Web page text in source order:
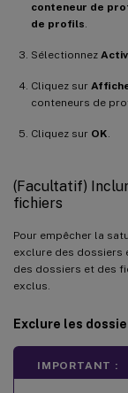
conteneur de
de profils
Sélectionnez
Cliquez sur
conteneurs de
Cliquez sur OK
(Facultatif)
fichiers
Pour empêcher la
exclure des dossiers
des dossiers et des
exclus.
Exclure les
IMPORTANT :